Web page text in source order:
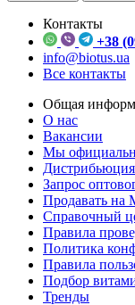
Контакты
+38
info@biotus.ua
Все контакты
Общая
О нас
Вакансии
Мы
Запрос
Продавать на
Справочный
Правила
Политика
Правила
Подбор
Тренды